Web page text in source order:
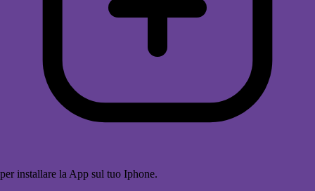
per installare la App sul tuo Iphone.